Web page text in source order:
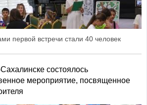
первой встречи стали 40 человек
состоялось
мероприятие, посвященное